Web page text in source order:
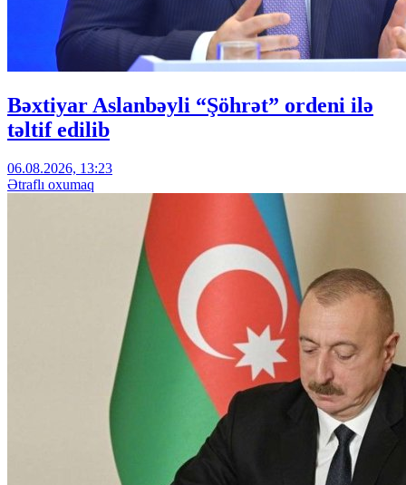
Bəxtiyar Aslanbəyli “Şöhrət” ordeni ilə
təltif edilib
06.08.2026, 13:23
Ətraflı oxumaq